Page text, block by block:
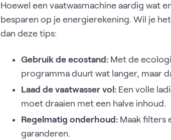
Hoewel een vaatwasmachine aardig wat
besparen op je energierekening. Wil je
dan deze tips:
Gebruik de ecostand: Met de
programma duurt wat langer, maar
Laad de vaatwasser vol:Een volle
moet draaien met een halve inhoud.
Regelmatig onderhoud: Maak filters
garanderen.